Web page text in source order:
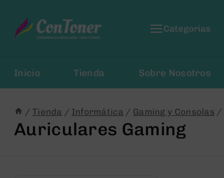
Contenido
Categorias
Inicio Tienda Sobre Nosotros
/ Tienda / Informática / Gaming y Consolas /
Auriculares Gaming